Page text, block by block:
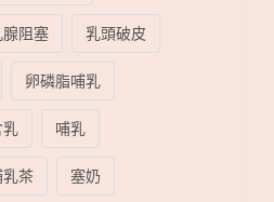
阻塞
乳頭破皮
卵磷脂哺乳
哺乳
茶
塞奶